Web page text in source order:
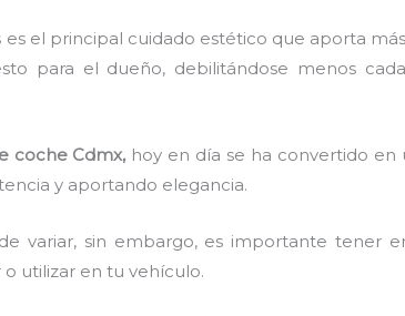
es el principal cuidado estético que aporta
para el dueño, debilitándose menos
coche Cdmx, hoy en día se ha convertido
y aportando elegancia.
variar, sin embargo, es importante tener
utilizar en tu vehículo.